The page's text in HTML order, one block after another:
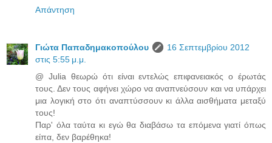
Απάντηση
Γιώτα Παπαδημακοπούλου
16 Σεπτεμβρίου 2012
στις 5:55 μ.μ.
@ Julia θεωρώ ότι είναι εντελώς επιφανειακός ο έρωτάς
τους. Δεν τους αφήνει χώρο να αναπνεύσουν και να υπάρχει
μια λογική στο ότι αναπτύσσουν κι άλλα αισθήματα μεταξύ
τους!
Παρ' όλα ταύτα κι εγώ θα διαβάσω τα επόμενα γιατί όπως
είπα, δεν βαρέθηκα!